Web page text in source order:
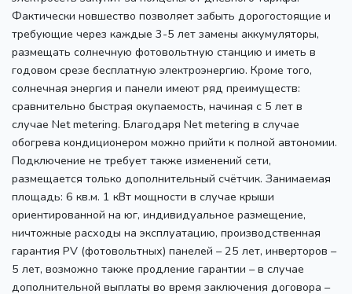
Фактически новшество позволяет забыть дорогостоящие и
требующие через каждые 3-5 лет замены аккумуляторы,
размещать солнечную фотовольтную станцию и иметь в
годовом срезе бесплатную электроэнергию. Кроме того,
солнечная энергия и панели имеют ряд преимуществ:
сравнительно быстрая окупаемость, начиная с 5 лет в
случае Net metering. Благодаря Net metering в случае
обогрева кондиционером можно прийти к полной автономии.
Подключение не требует также изменений сети,
размещается только дополнительный счётчик. Занимаемая
площадь: 6 кв.м. 1 кВт мощности в случае крыши
ориентированной на юг, индивидуальное размещение,
ничтожные расходы на эксплуатацию, производственная
гарантия PV (фотовольтных) панелей – 25 лет, инверторов –
5 лет, возможно также продление гарантии – в случае
дополнительной выплаты во время заключения договора –